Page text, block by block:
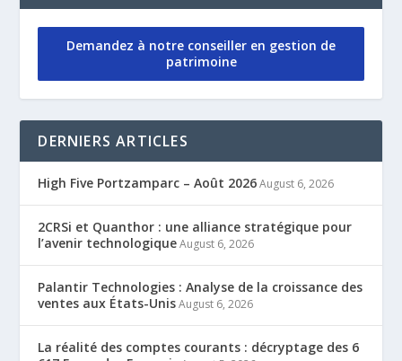
Demandez à notre conseiller en gestion de
patrimoine
DERNIERS ARTICLES
High Five Portzamparc – Août 2026 August 6, 2026
2CRSi et Quanthor : une alliance stratégique pour
l’avenir technologique August 6, 2026
Palantir Technologies : Analyse de la croissance des
ventes aux États-Unis August 6, 2026
La réalité des comptes courants : décryptage des 6